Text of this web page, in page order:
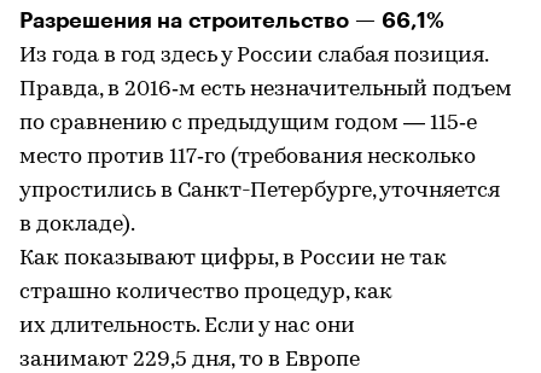
Разрешения на строительство — 66,1%
Из года в год здесь у России слабая позиция.
Правда, в 2016‑м есть незначительный подъем
по сравнению с предыдущим годом — 115‑е
место против 117‑го (требования несколько
упростились в Санкт-Петербурге, уточняется
в докладе).
Как показывают цифры, в России не так
страшно количество процедур, как
их длительность. Если у нас они
занимают 229,5 дня, то в Европе